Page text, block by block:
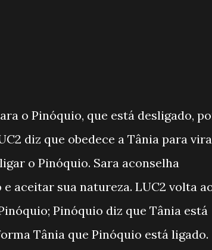
o Pinóquio, que está desligado,
diz que obedece a Tânia para
o Pinóquio. Sara aconselha
aceitar sua natureza. LUC2 volta
Pinóquio diz que Tânia está
Tânia que Pinóquio está ligado.